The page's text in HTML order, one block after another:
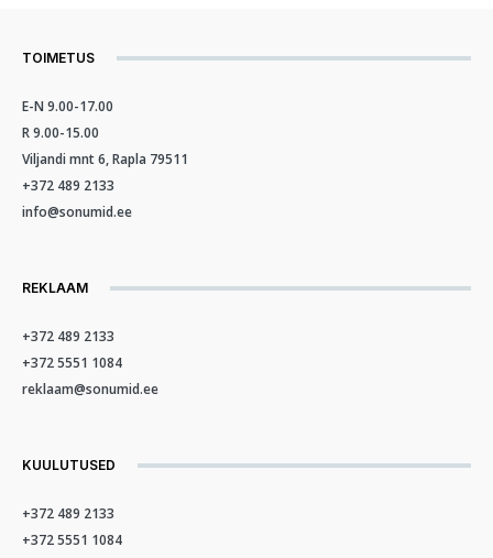
TOIMETUS
E-N 9.00-17.00
R 9.00-15.00
Viljandi mnt 6, Rapla 79511
+372 489 2133
info@sonumid.ee
REKLAAM
+372 489 2133
+372 5551 1084
reklaam@sonumid.ee
KUULUTUSED
+372 489 2133
+372 5551 1084